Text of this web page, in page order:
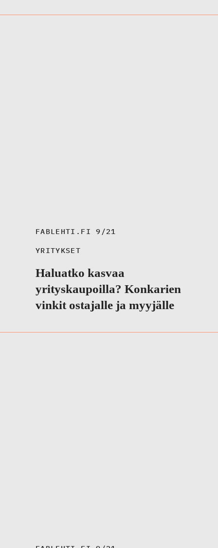
FABLEHTI.FI 9/21
YRITYKSET
Haluatko kasvaa
yrityskaupoilla? Konkarien
vinkit ostajalle ja myyjälle